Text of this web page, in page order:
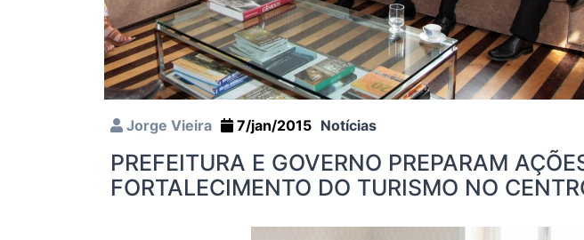
Jorge Vieira 7/jan/2015 Notícias
PREFEITURA E GOVERNO PREPARAM
FORTALECIMENTO DO TURISMO NO